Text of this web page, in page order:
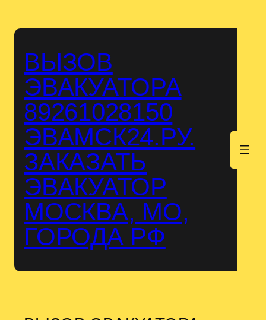
ВЫЗОВ
ЭВАКУАТОРА
89261028150
ЭВАМСК24.РУ.
ЗАКАЗАТЬ
ЭВАКУАТОР
МОСКВА, МО,
ГОРОДА РФ